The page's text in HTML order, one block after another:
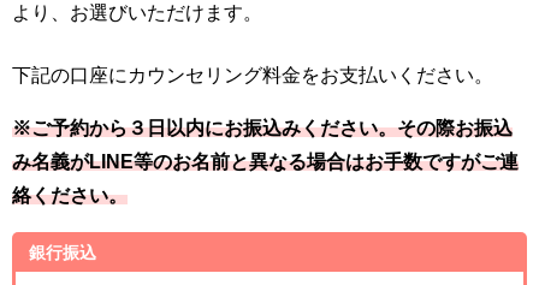
より、お選びいただけます。
下記の口座にカウンセリング料金をお支払いください。
※ご予約から３日以内にお振込みください。その際お振込
み名義がLINE等のお名前と異なる場合はお手数ですがご連
絡ください。
銀行振込